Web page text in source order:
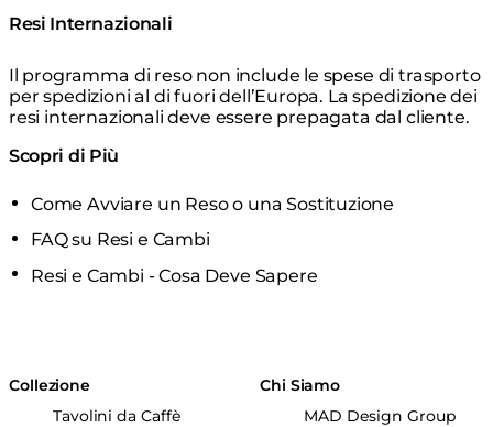
Resi Internazionali
Il programma di reso non include le spese di trasporto
per spedizioni al di fuori dell’Europa. La spedizione dei
resi internazionali deve essere prepagata dal cliente.
Scopri di Più
Come Avviare un Reso o una Sostituzione
FAQ su Resi e Cambi
Resi e Cambi - Cosa Deve Sapere
Collezione
Tavolini da Caffè
Chi Siamo
MAD Design Group